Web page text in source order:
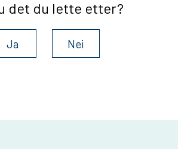
det du lette etter?
Ja Nei